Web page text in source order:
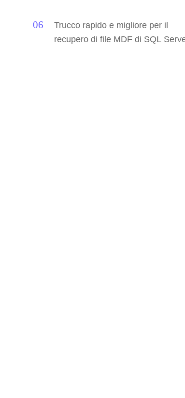
Trucco rapido e migliore per il
recupero di file MDF di SQL